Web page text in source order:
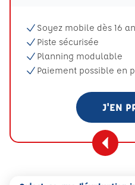
Soyez mobile dès 16
Piste sécurisée
Planning modulable
Paiement possible en
J'EN